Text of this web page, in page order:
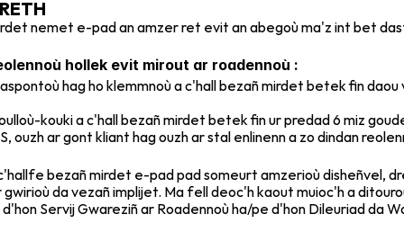
nemet e-pad an amzer ret evit an abegoù ma'z int bet
hollek evit mirout ar roadennoù :
hag ho klemmnoù a c'hall bezañ mirdet betek fin
kouki a c'hall bezañ mirdet betek fin ur predad 6 miz
ouzh ar gont kliant hag ouzh ar stal enlinenn a zo dindan
bezañ mirdet e-pad pad someurt amzerioù disheñvel,
da vezañ implijet. Ma fell deoc'h kaout muioc'h a
Servij Gwareziñ ar Roadennoù ha/pe d'hon Dileuriad da